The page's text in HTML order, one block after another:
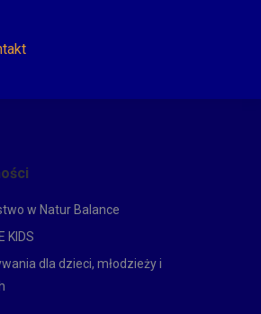
w Natur Balance
KIDS
dla dzieci, młodzieży i